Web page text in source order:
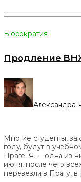
Бюрократия
Продление
Александра
Многие студенты,
году, будут в
Праге. Я — одна из
июня, после чего
перевезли в Прагу, в